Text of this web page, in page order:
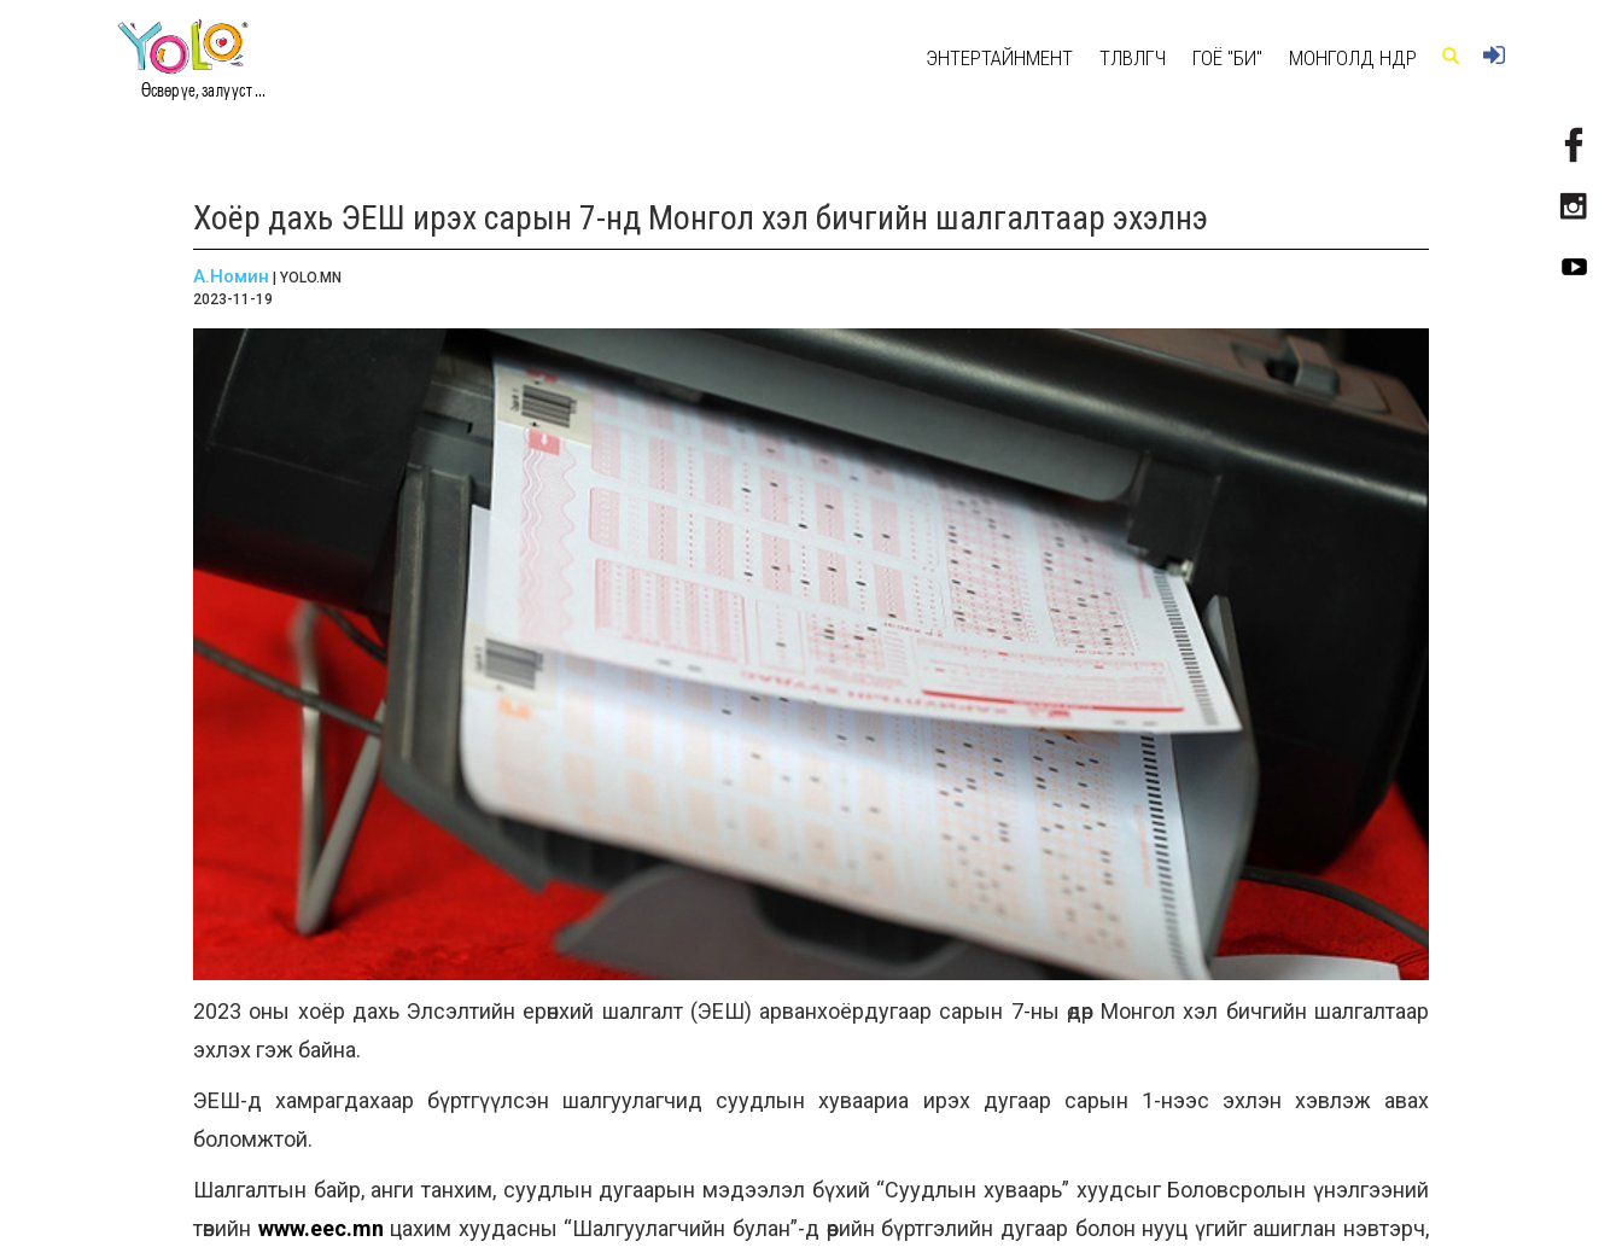
Өсвөр үе, залууст ...
ЭНТЕРТАЙНМЕНТ ТӨЛӨВЛӨГЧ ГОЁ "БИ" МОНГОЛД ӨНӨӨДӨР
Хоёр дахь ЭЕШ ирэх сарын 7-нд Монгол хэл бичгийн шалгалтаар эхэлнэ
А.Номин | YOLO.MN
2023-11-19
2023 оны хоёр дахь Элсэлтийн ерөнхий шалгалт (ЭЕШ) арванхоёрдугаар сарын 7-ны өдөр Монгол хэл бичгийн шалгалтаар
эхлэх гэж байна.
ЭЕШ-д хамрагдахаар бүртгүүлсэн шалгуулагчид суудлын хуваариа ирэх дугаар сарын 1-нээс эхлэн хэвлэж авах
боломжтой.
Шалгалтын байр, анги танхим, суудлын дугаарын мэдээлэл бүхий “Суудлын хуваарь” хуудсыг Боловсролын үнэлгээний
төвийн www.eec.mn цахим хуудасны “Шалгуулагчийн булан”-д өөрийн бүртгэлийн дугаар болон нууц үгийг ашиглан нэвтэрч,